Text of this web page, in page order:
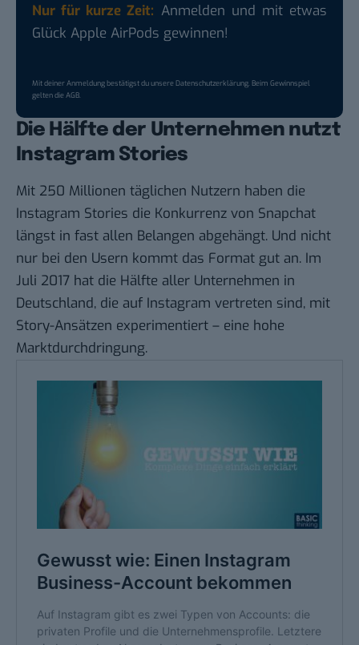
Nur für kurze Zeit: Anmelden und mit etwas
Glück Apple AirPods gewinnen!
Mit deiner Anmeldung bestätigst du unsereDatenschutzerklärung. Beim Gewinnspiel
gelten dieAGB.
Die Hälfte der Unternehmen nutzt
Instagram Stories
Mit 250 Millionen täglichen Nutzern haben die
Instagram Stories die Konkurrenz von Snapchat
längst in fast allen Belangen abgehängt. Und nicht
nur bei den Usern kommt das Format gut an. Im
Juli 2017 hat die Hälfte aller Unternehmen in
Deutschland, die auf Instagram vertreten sind, mit
Story-Ansätzen experimentiert – eine hohe
Marktdurchdringung.